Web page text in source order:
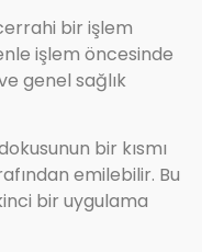
bir işlem
işlem öncesinde
genel sağlık
bir kısmı
emilebilir. Bu
bir uygulama